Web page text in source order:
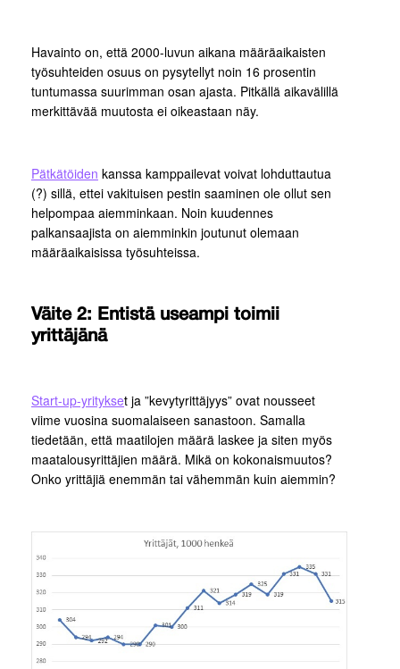
Havainto on, että 2000-luvun aikana määräaikaisten
työsuhteiden osuus on pysytellyt noin 16 prosentin
tuntumassa suurimman osan ajasta. Pitkällä aikavälillä
merkittävää muutosta ei oikeastaan näy.
Pätkätöiden kanssa kamppailevat voivat lohduttautua
(?) sillä, ettei vakituisen pestin saaminen ole ollut sen
helpompaa aiemminkaan. Noin kuudennes
palkansaajista on aiemminkin joutunut olemaan
määräaikaisissa työsuhteissa.
Väite 2: Entistä useampi toimii
yrittäjänä
Start-up-yritykset ja ”kevytyrittäjyys” ovat nousseet
viime vuosina suomalaiseen sanastoon. Samalla
tiedetään, että maatilojen määrä laskee ja siten myös
maatalousyrittäjien määrä. Mikä on kokonaismuutos?
Onko yrittäjiä enemmän tai vähemmän kuin aiemmin?